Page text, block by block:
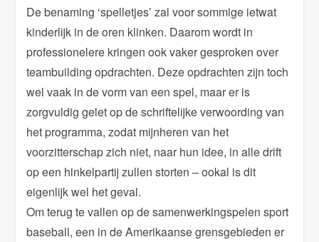
De benaming ‘spelletjes’ zal voor sommige ietwat
kinderlijk in de oren klinken. Daarom wordt in
professionelere kringen ook vaker gesproken over
teambuilding opdrachten. Deze opdrachten zijn toch
wel vaak in de vorm van een spel, maar er is
zorgvuldig gelet op de schriftelijke verwoording van
het programma, zodat mijnheren van het
voorzitterschap zich niet, naar hun idee, in alle drift
op een hinkelpartij zullen storten – ookal is dit
eigenlijk wel het geval.
Om terug te vallen op de samenwerkingspelen sport
baseball, een in de Amerikaanse grensgebieden er